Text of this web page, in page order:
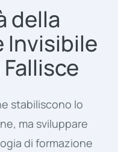
della
Invisibile
stabiliscono lo
ma sviluppare
di formazione